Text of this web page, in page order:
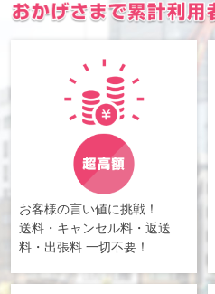
お客様の言い値に挑戦！
送料・キャンセル料・返送
料・出張料 一切不要！